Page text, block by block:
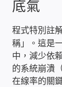
PHP程式
網路 工
監視器安裝
底氣
程式特別註
稱」。這是
中，減少依
的系統崩潰
在線率的關